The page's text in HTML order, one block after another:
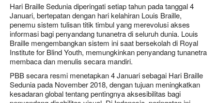
Hari Braille Sedunia diperingati setiap tahun pada tanggal 4
Januari, bertepatan dengan hari kelahiran Louis Braille,
penemu sistem tulisan titik timbul yang merevolusi akses
informasi bagi penyandang tunanetra di seluruh dunia. Louis
Braille mengembangkan sistem ini saat bersekolah di Royal
Institute for Blind Youth, memungkinkan penyandang tunanetra
membaca dan menulis secara mandiri.
PBB secara resmi menetapkan 4 Januari sebagai Hari Braille
Sedunia pada November 2018, dengan tujuan meningkatkan
kesadaran global tentang pentingnya aksesibilitas bagi